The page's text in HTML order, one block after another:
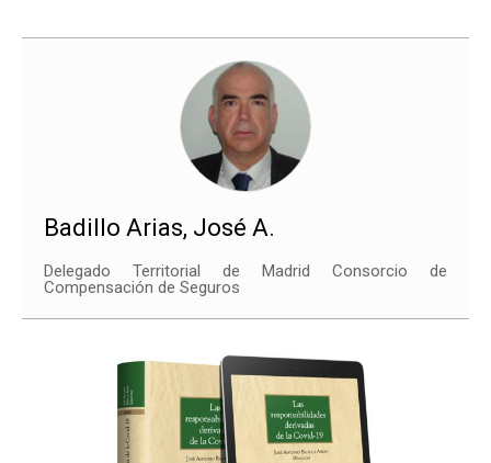
Badillo Arias, José A.
Delegado Territorial de Madrid Consorcio de
Compensación de Seguros